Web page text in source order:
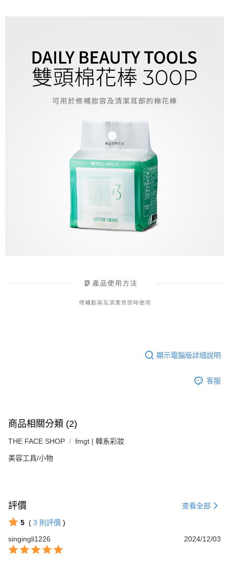
【「AFTEE先享後付」結帳流程】
１．於結帳方式選擇「AFTEE先享後付」後，將跳轉至「AFTEE先享後付」
結帳頁面，進行簡訊認證並確認金額後，即可完成結帳。
２．訂單成立數日內，您將收到繳費通知簡訊。
ATM／網路銀行／等多元方式進行付款，方視為交易完成。
購買商品的店家。未經商家同意取消之訂單仍視為有效，需透過AFTEE先享
※ 交易是否成功請以「AFTEE先享後付 」之結帳頁面顯示為準，若有關於
是否繳費成功／繳費後需取消欲退款等相關疑問，請聯繫「AFTEE先享後付
https://netprotections.freshdesk.com/support/home
１．透過由恩沛科技股份有限公司提供之「AFTEE先享後付」服務完成之交
易，需依本服務之必要範圍內提供個人資料，並將交易相關給付款項請求債
權轉讓予恩沛科技股份有限公司。
２．關於個人資料處理事宜，請瀏覽以下網址：
https://aftee.tw/terms/#terms3
３．未成年的使用者請事先徵得法定代理人或監護人之同意方可使用
５．嚴禁一人註冊多個帳號或使用他人資訊註冊。若發現惡意使用之情形，
每筆NT$85，滿NT$1,000(含以上)免運費
付款後全家取貨
每筆NT$85，滿NT$1,000(含以上)免運費
每筆NT$85，滿NT$1,000(含以上)免運費
每筆NT$85，滿NT$1,000(含以上)免運費
每筆NT$85，滿NT$1,000(含以上)免運費
顯示電腦版詳細說明
客服
商品相關分類 (2)
THE FACE SHOP fmgt | 韓系彩妝
美容工具/小物
評價 查看全部
5 ( 3 則評價 )
singingli1226
2024/12/03